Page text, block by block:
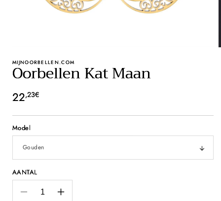
MIJNOORBELLEN.COM
Oorbellen Kat Maan
Normale
prijs
22,23€
Model
AANTAL
Aantal
Aantal